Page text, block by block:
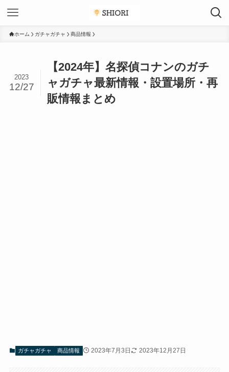
ホーム ガチャガチャ 商品情報
【2024年】名探偵コナンのガチ
ャガチャ最新情報・設置場所・再
販情報まとめ
2023
12/27
ガチャガチャ 商品情報 2023年7月3日 2023年12月27日